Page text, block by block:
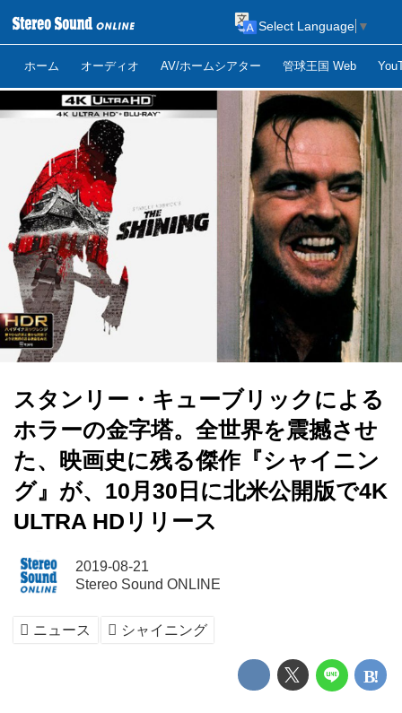
ホーム オーディオ AV/ホームシアター 管球王国 Web
Select Language ▼
スタンリー・キューブリックによる
ホラーの金字塔。全世界を震撼させ
た、映画史に残る傑作『シャイニン
グ』が、10月30日に北米公開版で4K
ULTRA HDリリース
2019-08-21
Stereo Sound ONLINE
ニュース シャイニング